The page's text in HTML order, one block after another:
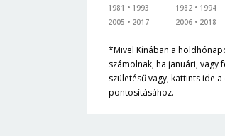
1981
1993
2005
2017
1982
1994
2006
2018
*Mivel Kínában a
számolnak, ha januári, vagy
születésű vagy, kattints ide
pontosításához.